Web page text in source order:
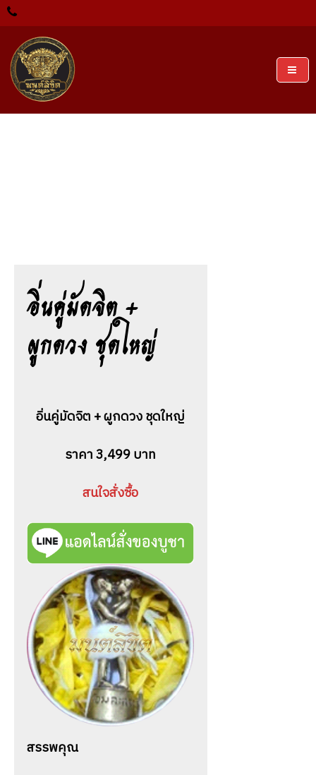
Skip
to
content
อิ่นคู่มัดจิต +
ผูกดวง ชุดใหญ่
อิ่นคู่มัดจิต + ผูกดวง ชุดใหญ่
ราคา 3,499 บาท
สนใจสั่งซื้อ
สรรพคุณ